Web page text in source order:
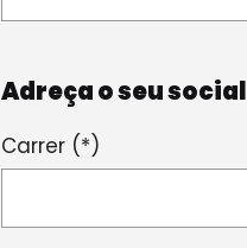
Adreça o seu social
Carrer (*)